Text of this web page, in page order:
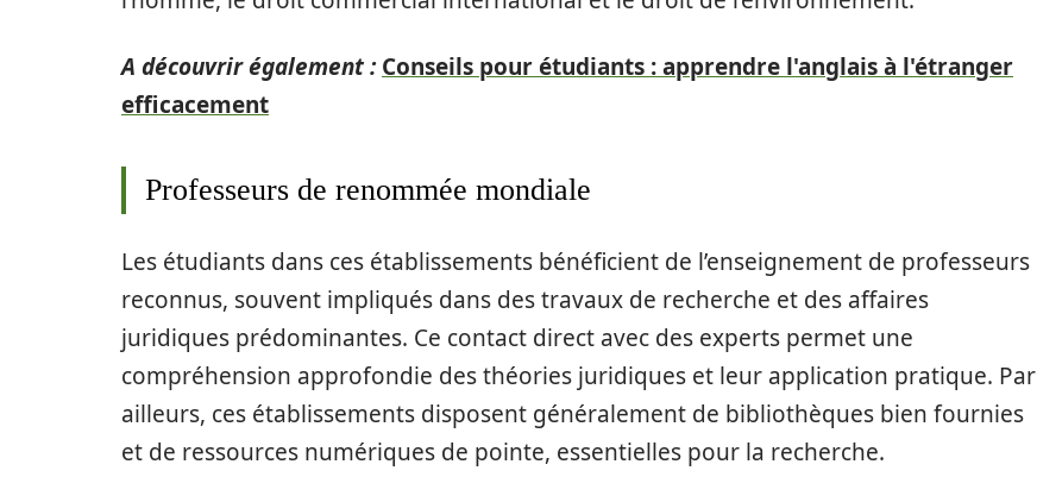
A découvrir également : Conseils pour étudiants : apprendre l'anglais à l'étranger
efficacement
Professeurs de renommée mondiale
Les étudiants dans ces établissements bénéficient de l’enseignement de professeurs
reconnus, souvent impliqués dans des travaux de recherche et des affaires
juridiques prédominantes. Ce contact direct avec des experts permet une
compréhension approfondie des théories juridiques et leur application pratique. Par
ailleurs, ces établissements disposent généralement de bibliothèques bien fournies
et de ressources numériques de pointe, essentielles pour la recherche.